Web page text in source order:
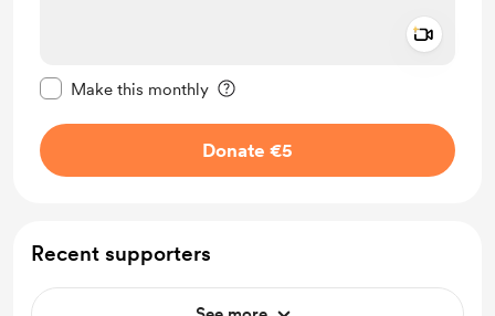
Make this monthly
Donate €5
Recent supporters